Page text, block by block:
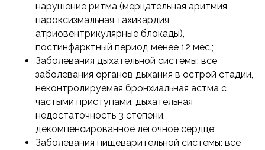
нарушение ритма (мерцательная аритмия,
пароксизмальная тахикардия,
атриовентрикулярные блокады),
постинфарктный период менее 12 мес.;
Заболевания дыхательной системы: все
заболевания органов дыхания в острой стадии,
неконтролируемая бронхиальная астма с
частыми приступами, дыхательная
недостаточность 3 степени,
декомпенсированное легочное сердце;
Заболевания пищеварительной системы: все